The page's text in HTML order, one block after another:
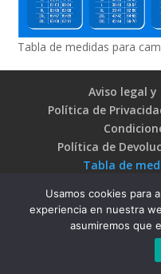
Tabla de medidas para
Aviso legal
Política de
Política de
Tabla de
© 2017-2025
Todos los
Usamos cookies para
experiencia en nuestra
asumiremos que